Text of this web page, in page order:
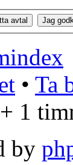
• Ta
1
by